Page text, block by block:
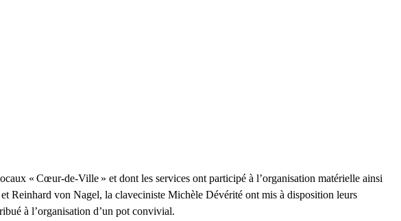
« Cœur-de-Ville » et dont les services ont participé à l’organisation matérielle ainsi
Reinhard von Nagel, la claveciniste Michèle Dévérité ont mis à disposition leurs
à l’organisation d’un pot convivial.